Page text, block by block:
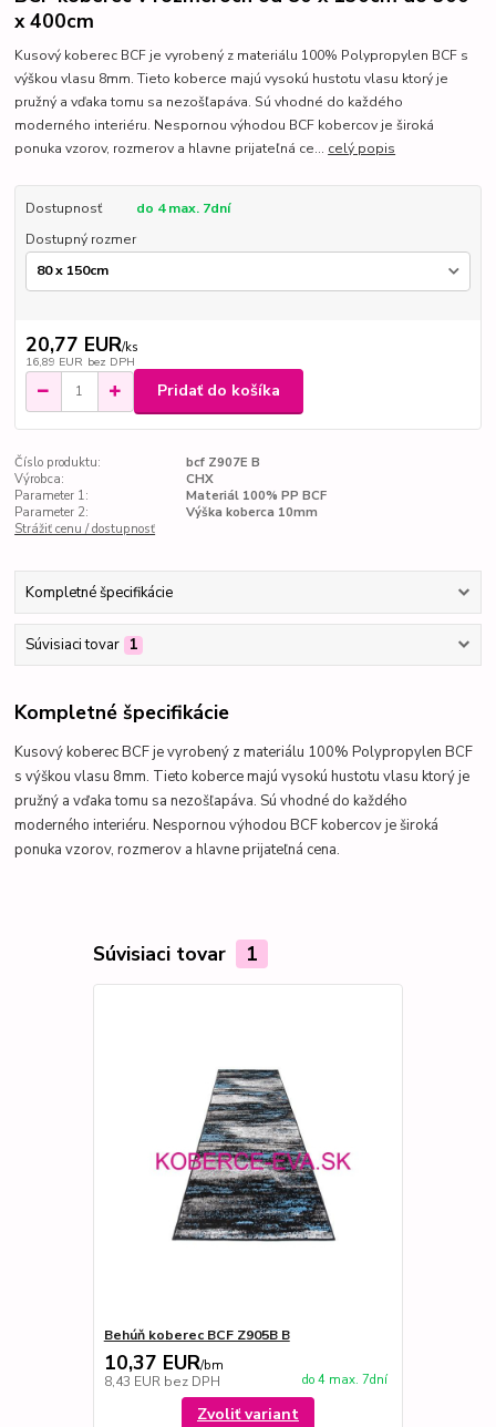
x 400cm
Kusový koberec BCF je vyrobený z materiálu 100% Polypropylen BCF s
výškou vlasu 8mm. Tieto koberce majú vysokú hustotu vlasu ktorý je
pružný a vďaka tomu sa nezošľapáva. Sú vhodné do každého
moderného interiéru. Nespornou výhodou BCF kobercov je široká
ponuka vzorov, rozmerov a hlavne prijateľná ce... celý popis
Dostupnosť
do 4 max. 7dní
Dostupný rozmer
20,77 EUR/ks
16,89 EUR bez DPH
Pridať do košíka
Číslo produktu:
bcf Z907E B
Výrobca:
CHX
Parameter 1:
Materiál 100% PP BCF
Parameter 2:
Výška koberca 10mm
Strážiť cenu / dostupnosť
Kompletné špecifikácie
Súvisiaci tovar 1
Kompletné špecifikácie
Kusový koberec BCF je vyrobený z materiálu 100% Polypropylen BCF
s výškou vlasu 8mm. Tieto koberce majú vysokú hustotu vlasu ktorý je
pružný a vďaka tomu sa nezošľapáva. Sú vhodné do každého
moderného interiéru. Nespornou výhodou BCF kobercov je široká
ponuka vzorov, rozmerov a hlavne prijateľná cena.
Súvisiaci tovar 1
Behúň koberec BCF Z905B B
10,37 EUR/bm
8,43 EUR bez DPH do 4 max. 7dní
Zvoliť variant